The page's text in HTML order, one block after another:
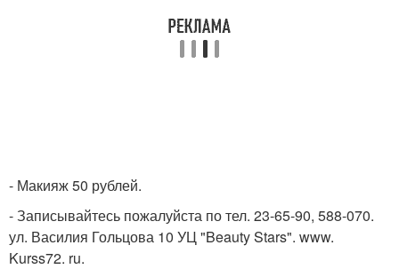
- Макияж 50 рублей.
- Записывайтесь пожалуйста по тел. 23-65-90, 588-070.
ул. Василия Гольцова 10 УЦ "Beauty Stars". www.
Kurss72. ru.